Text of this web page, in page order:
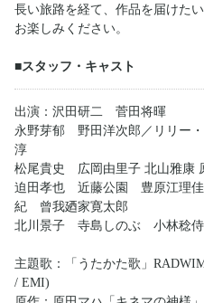
長い旅路を経て、作品を届けた
お楽しみください。
■スタッフ・キャスト
出演：沢田研二 菅田将暉
永野芽郁 野田洋次郎／リリー
淳
松尾貴史 広岡由里子 北山雅康
迫田孝也 近藤公園 豊原江理
紀 曾我廼家寛太郎
北川景子 寺島しのぶ 小林稔
主題歌：「うたかた歌」
/ EMI)